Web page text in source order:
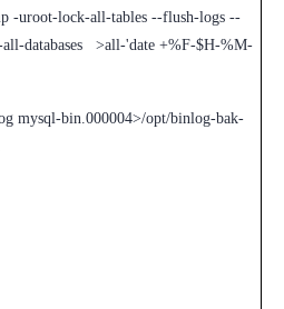
-uroot-lock-all-tables --flush-logs --
databases >all-'date +%F-$H-%M-
mysql-bin.000004>/opt/binlog-bak-